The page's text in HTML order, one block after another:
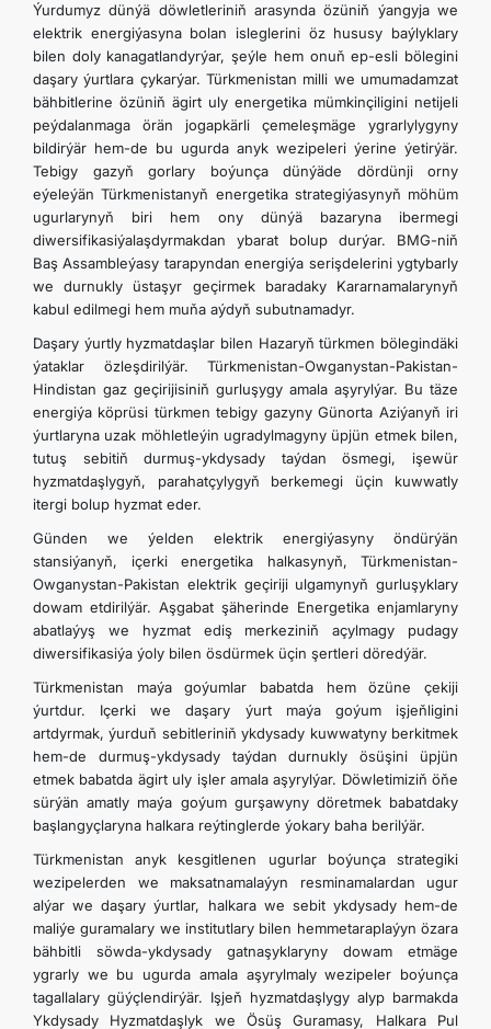
Ýurdumyz dünýä döwletleriniň arasynda özüniň ýangyja we
elektrik energiýasyna bolan isleglerini öz hususy baýlyklary
bilen doly kanagatlandyrýar, şeýle hem onuň ep-esli bölegini
daşary ýurtlara çykarýar. Türkmenistan milli we umumadamzat
bähbitlerine özüniň ägirt uly energetika mümkinçiligini netijeli
peýdalanmaga örän jogapkärli çemeleşmäge ygrarlylygyny
bildirýär hem-de bu ugurda anyk wezipeleri ýerine ýetirýär.
Tebigy gazyň gorlary boýunça dünýäde dördünji orny
eýeleýän Türkmenistanyň energetika strategiýasynyň möhüm
ugurlarynyň biri hem ony dünýä bazaryna ibermegi
diwersifikasiýalaşdyrmakdan ybarat bolup durýar. BMG-niň
Baş Assambleýasy tarapyndan energiýa serişdelerini ygtybarly
we durnukly üstaşyr geçirmek baradaky Kararnamalarynyň
kabul edilmegi hem muňa aýdyň subutnamadyr.
Daşary ýurtly hyzmatdaşlar bilen Hazaryň türkmen bölegindäki
ýataklar özleşdirilýär. Türkmenistan-Owganystan-Pakistan-
Hindistan gaz geçirijisiniň gurluşygy amala aşyrylýar. Bu täze
energiýa köprüsi türkmen tebigy gazyny Günorta Aziýanyň iri
ýurtlaryna uzak möhletleýin ugradylmagyny üpjün etmek bilen,
tutuş sebitiň durmuş-ykdysady taýdan ösmegi, işewür
hyzmatdaşlygyň, parahatçylygyň berkemegi üçin kuwwatly
itergi bolup hyzmat eder.
Günden we ýelden elektrik energiýasyny öndürýän
stansiýanyň, içerki energetika halkasynyň, Türkmenistan-
Owganystan-Pakistan elektrik geçiriji ulgamynyň gurluşyklary
dowam etdirilýär. Aşgabat şäherinde Energetika enjamlaryny
abatlaýyş we hyzmat ediş merkeziniň açylmagy pudagy
diwersifikasiýa ýoly bilen ösdürmek üçin şertleri döredýär.
Türkmenistan maýa goýumlar babatda hem özüne çekiji
ýurtdur. Içerki we daşary ýurt maýa goýum işjeň­ligini
artdyrmak, ýurduň sebitleriniň ykdysady kuwwatyny berkitmek
hem-de durmuş-ykdysady taýdan durnukly ösüşini üpjün
etmek babatda ägirt uly işler amala aşyrylýar. Döwletimiziň öňe
sürýän amatly maýa goýum gurşawyny döretmek babatdaky
başlangyçlaryna halkara reýtinglerde ýokary baha berilýär.
Türkmenistan anyk kesgitlenen ugurlar boýunça strategiki
wezipelerden we maksatnamalaýyn resminamalardan ugur
alýar we daşary ýurtlar, halkara we sebit ykdysady hem-de
maliýe guramalary we institutlary bilen hemmetaraplaýyn özara
bähbitli söwda-ykdysady gatnaşyklaryny dowam etmäge
ygrarly we bu ugurda amala aşyrylmaly wezipeler boýunça
tagallalary güýçlendirýär. Işjeň hyzmatdaşlygy alyp barmakda
Ykdysady Hyzmatdaşlyk we Ösüş Guramasy, Halkara Pul